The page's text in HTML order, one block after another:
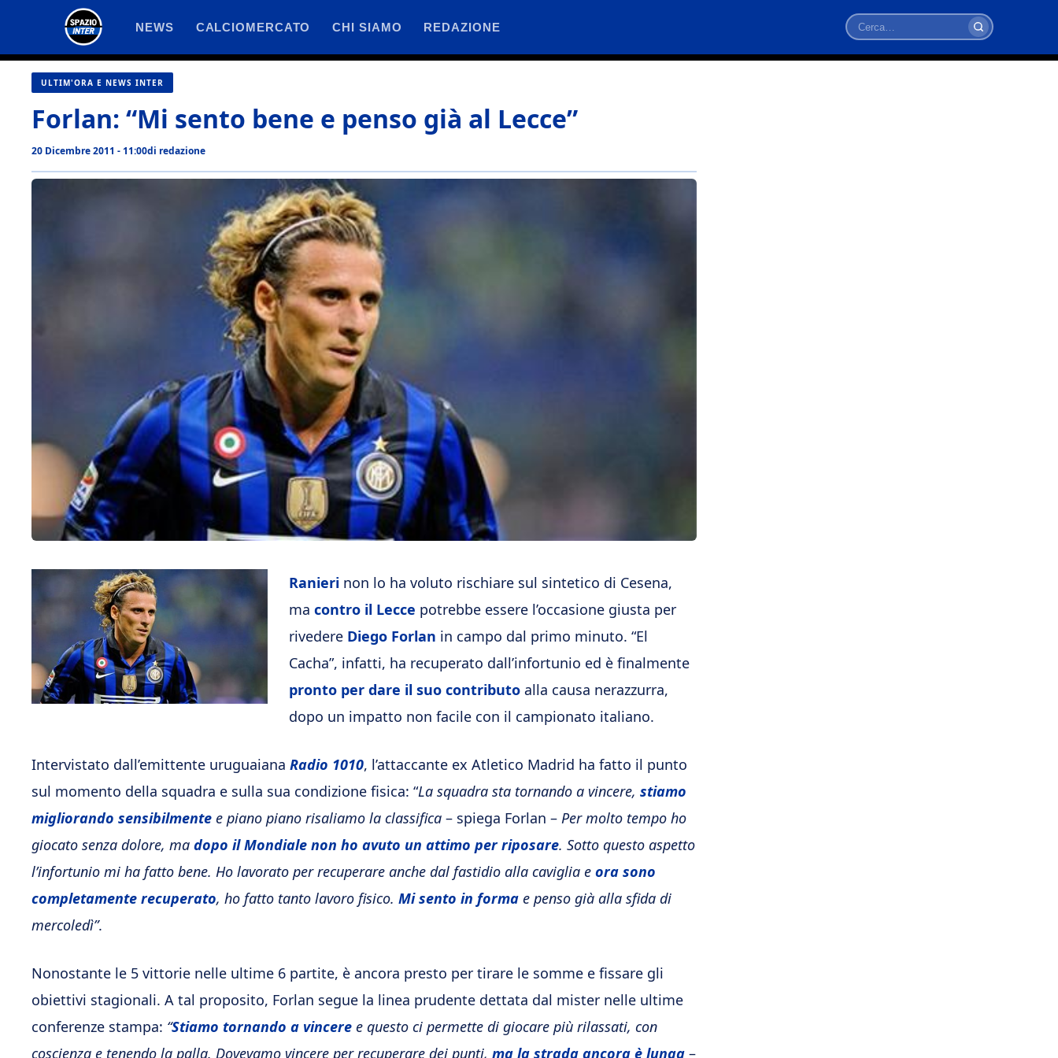
contenuto
NEWS CALCIOMERCATO CHI SIAMO REDAZIONE
Cerca
ULTIM'ORA E NEWS INTER
Forlan: “Mi sento bene e penso già al Lecce”
20 Dicembre 2011 - 11:00di redazione
Ranieri non lo ha voluto rischiare sul sintetico di Cesena,
ma contro il Lecce potrebbe essere l’occasione giusta per
rivedere Diego Forlan in campo dal primo minuto. “El
Cacha”, infatti, ha recuperato dall’infortunio ed è finalmente
pronto per dare il suo contributo alla causa nerazzurra,
dopo un impatto non facile con il campionato italiano.
Intervistato dall’emittente uruguaiana Radio 1010, l’attaccante ex Atletico Madrid ha fatto il punto
sul momento della squadra e sulla sua condizione fisica: “La squadra sta tornando a vincere, stiamo
migliorando sensibilmente e piano piano risaliamo la classifica – spiega Forlan – Per molto tempo ho
giocato senza dolore, ma dopo il Mondiale non ho avuto un attimo per riposare. Sotto questo aspetto
l’infortunio mi ha fatto bene. Ho lavorato per recuperare anche dal fastidio alla caviglia e ora sono
completamente recuperato, ho fatto tanto lavoro fisico. Mi sento in forma e penso già alla sfida di
mercoledì”.
Nonostante le 5 vittorie nelle ultime 6 partite, è ancora presto per tirare le somme e fissare gli
obiettivi stagionali. A tal proposito, Forlan segue la linea prudente dettata dal mister nelle ultime
conferenze stampa: “Stiamo tornando a vincere e questo ci permette di giocare più rilassati, con
coscienza e tenendo la palla. Dovevamo vincere per recuperare dei punti, ma la strada ancora è lunga –